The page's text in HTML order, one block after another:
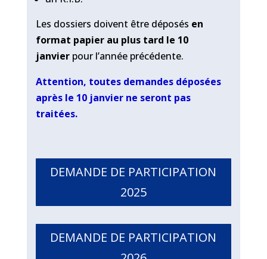
Les dossiers doivent être déposés en
format papier au plus tard le 10
janvier pour l’année précédente.
Attention, toutes demandes déposées
après le 10 janvier ne seront pas
traitées.
DEMANDE DE PARTICIPATION
2025
DEMANDE DE PARTICIPATION